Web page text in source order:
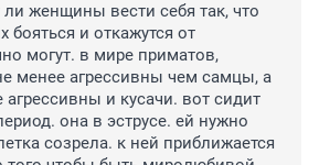
ли женщины вести себя так, что
бояться и откажутся от
могут. в мире приматов,
менее агрессивны чем самцы, а
агрессивны и кусачи. вот сидит
она в эструсе. ей нужно
созрела. к ней приближается